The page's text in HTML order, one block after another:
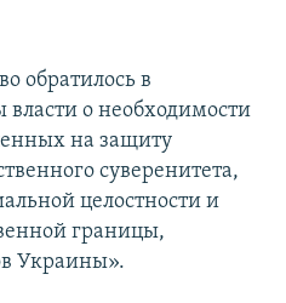
обратилось в
власти о необходимости
на защиту
суверенитета,
целостности и
границы,
Украины».